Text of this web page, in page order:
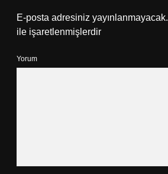
E-posta adresiniz yayınlanmayacak.
ile işaretlenmişlerdir
Yorum